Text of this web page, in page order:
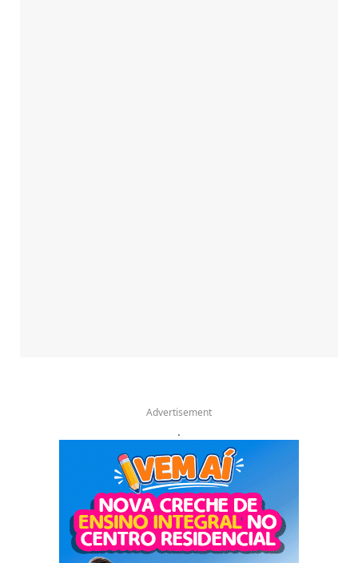
Advertisement
.